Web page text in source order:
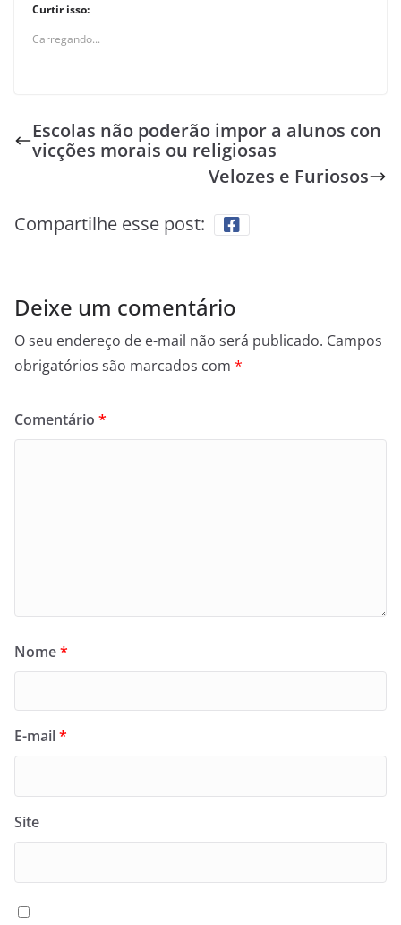
Curtir isso:
Carregando...
Escolas não poderão impor a alunos con
vicções morais ou religiosas
Velozes e Furiosos
Compartilhe esse post:
Deixe um comentário
O seu endereço de e-mail não será publicado. Campos
obrigatórios são marcados com *
Comentário *
Nome*
E-mail*
Site